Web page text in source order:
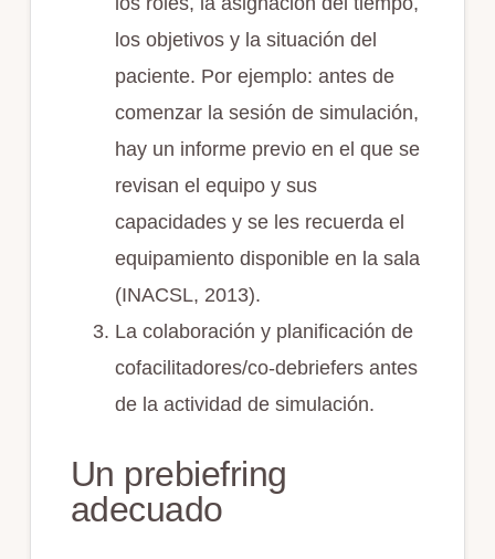
los objetivos y la situación del
paciente. Por ejemplo: antes de
comenzar la sesión de simulación,
hay un informe previo en el que se
revisan el equipo y sus
capacidades y se les recuerda el
equipamiento disponible en la sala
(INACSL, 2013).
La colaboración y planificación de
cofacilitadores/co-debriefers antes
de la actividad de simulación.
Un prebiefring
adecuado